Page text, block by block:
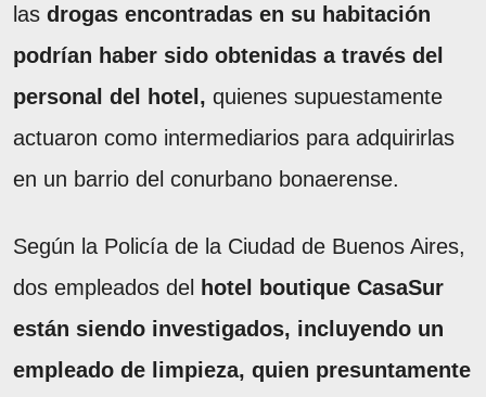
las drogas encontradas en su habitación
podrían haber sido obtenidas a través del
personal del hotel, quienes supuestamente
actuaron como intermediarios para adquirirlas
en un barrio del conurbano bonaerense.
Según la Policía de la Ciudad de Buenos Aires,
dos empleados del
hotel boutique CasaSur
están siendo investigados, incluyendo un
empleado de limpieza, quien presuntamente